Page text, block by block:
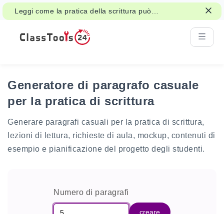
Leggi come la pratica della scrittura può
supportare l'attenzione, la memoria e
l'apprendimento.
Generatore di paragrafo casuale
per la pratica di scrittura
Generare paragrafi casuali per la pratica di scrittura,
lezioni di lettura, richieste di aula, mockup, contenuti di
esempio e pianificazione del progetto degli studenti.
Numero di paragrafi
creare